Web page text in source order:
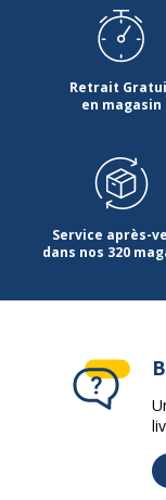
Retrait
en magasin
Service après-
dans nos 320